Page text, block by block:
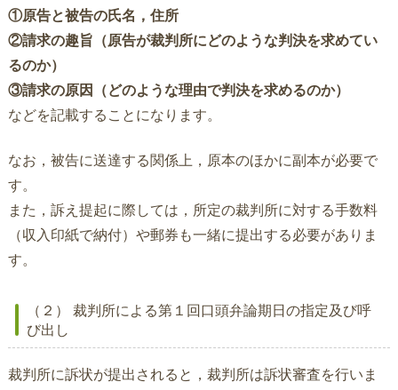
①原告と被告の氏名，住所
②請求の趣旨（原告が裁判所にどのような判決を求めてい
るのか）
③請求の原因（どのような理由で判決を求めるのか）
などを記載することになります。
なお，被告に送達する関係上，原本のほかに副本が必要で
す。
また，訴え提起に際しては，所定の裁判所に対する手数料
（収入印紙で納付）や郵券も一緒に提出する必要がありま
す。
（２） 裁判所による第１回口頭弁論期日の指定及び呼
び出し
裁判所に訴状が提出されると，裁判所は訴状審査を行いま